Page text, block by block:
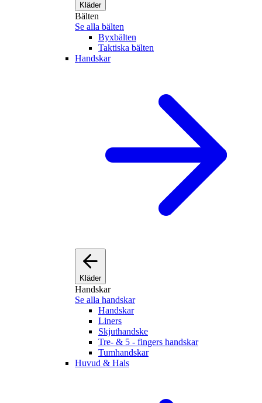
Kläder
Bälten
Se alla bälten
Byxbälten
Taktiska bälten
Handskar
Kläder
Handskar
Se alla handskar
Handskar
Liners
Skjuthandske
Tre- & 5 - fingers handskar
Tumhandskar
Huvud & Hals